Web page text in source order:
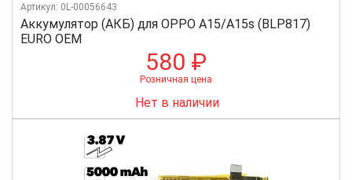
Аккумулятор (АКБ) для OPPO A15/A15s (BLP817)
EURO OEM
Артикул: 0L-00056643
580 ₽
Розничная цена
Нет в наличии